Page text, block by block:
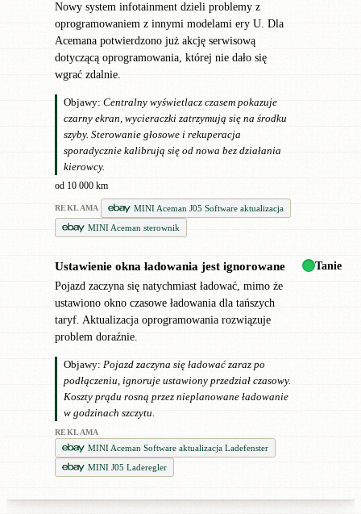
Nowy system infotainment dzieli problemy z
oprogramowaniem z innymi modelami ery U. Dla
Acemana potwierdzono już akcję serwisową
dotyczącą oprogramowania, której nie dało się
wgrać zdalnie.
Objawy: Centralny wyświetlacz czasem pokazuje
czarny ekran, wycieraczki zatrzymują się na środku
szyby. Sterowanie głosowe i rekuperacja
sporadycznie kalibrują się od nowa bez działania
kierowcy.
od 10 000 km
REKLAMA
MINI Aceman J05 Software aktualizacja
MINI Aceman sterownik
Ustawienie okna ładowania jest ignorowane
Pojazd zaczyna się natychmiast ładować, mimo że
ustawiono okno czasowe ładowania dla tańszych
taryf. Aktualizacja oprogramowania rozwiązuje
problem doraźnie.
Objawy: Pojazd zaczyna się ładować zaraz po
podłączeniu, ignoruje ustawiony przedział czasowy.
Koszty prądu rosną przez nieplanowane ładowanie
w godzinach szczytu.
REKLAMA
MINI Aceman Software aktualizacja Ladefenster
MINI J05 Laderegler
Tanie